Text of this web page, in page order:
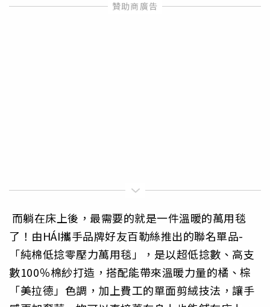
而躺在床上後，最需要的就是一件溫暖的萬用毯
了！由HÁI攜手品牌好友百勒絲推出的聯名單品-
「純棉低捻零壓力萬用毯」，是以超低捻數、高支
數100％棉紗打造，搭配能帶來溫暖力量的橘、棕
「美拉德」色調，加上費工的單面剪絨技法，讓手